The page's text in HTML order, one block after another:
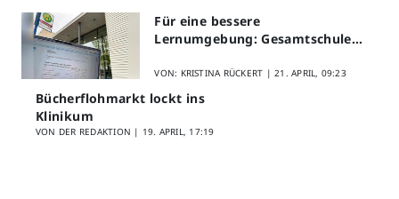
Für eine bessere
Lernumgebung: Gesamtschule
Schülerfeedback
VON: KRISTINA RÜCKERT |21. APRIL, 09:23
Bücherflohmarkt lockt ins
Klinikum
VON DER REDAKTION | 19. APRIL, 17:19